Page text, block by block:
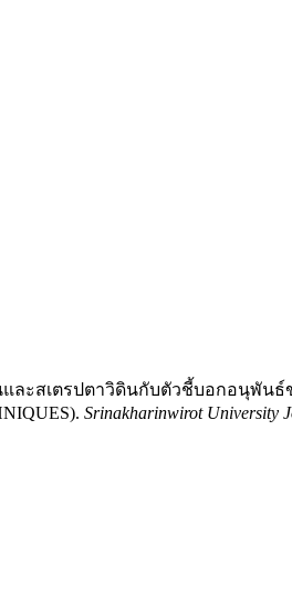
ละสเตรปตาวิดินกับตัวชี้บอกอนุพัน
Srinakharinwirot University